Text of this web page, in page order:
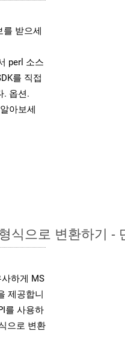
를 받으세
perl 소스
를 직접
. 옵션.
아보세
식으로 변환하기 -
하게 MS
제공합니
를 사용하
으로 변환